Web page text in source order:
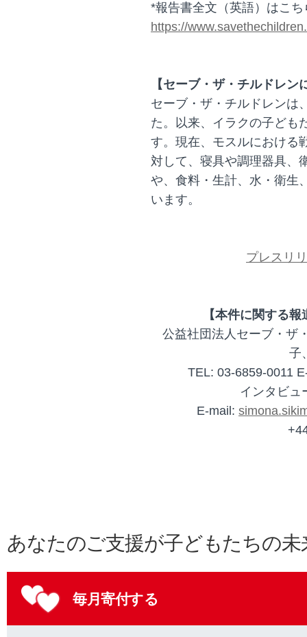
*報告書全文（英語）はこち
https://
【セーブ・ザ・チルドレン
セーブ・ザ・チルドレンは
た。以来、イラクの子ども
す。現在、モスルにおける
対して、寝具や調理器具、
や、食料・生計、水・衛生
います。
プレスリ
【本件に関する
公益社団法人セーブ・ザ
子
TEL: 03-6859-0011
インタビュ
E-mail:
あなたのご支援が子どもたちの
毎月寄付する